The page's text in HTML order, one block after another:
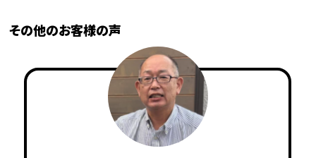
その他のお客様の声